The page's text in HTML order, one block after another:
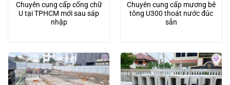
Chuyên cung cấp cống chữ
U tại TPHCM mới sau sáp
nhập
Chuyên cung cấp mương bê
tông U300 thoát nước đúc
sẵn